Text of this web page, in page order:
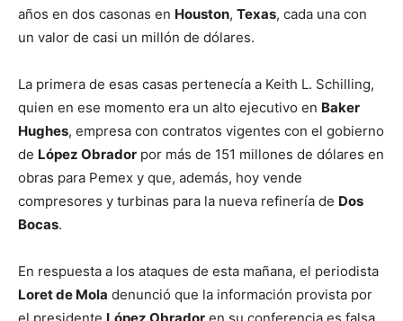
años en dos casonas en Houston, Texas, cada una con
un valor de casi un millón de dólares.
La primera de esas casas pertenecía a Keith L. Schilling,
quien en ese momento era un alto ejecutivo en Baker
Hughes, empresa con contratos vigentes con el gobierno
de López Obrador por más de 151 millones de dólares en
obras para Pemex y que, además, hoy vende
compresores y turbinas para la nueva refinería de Dos
Bocas.
En respuesta a los ataques de esta mañana, el periodista
Loret de Mola denunció que la información provista por